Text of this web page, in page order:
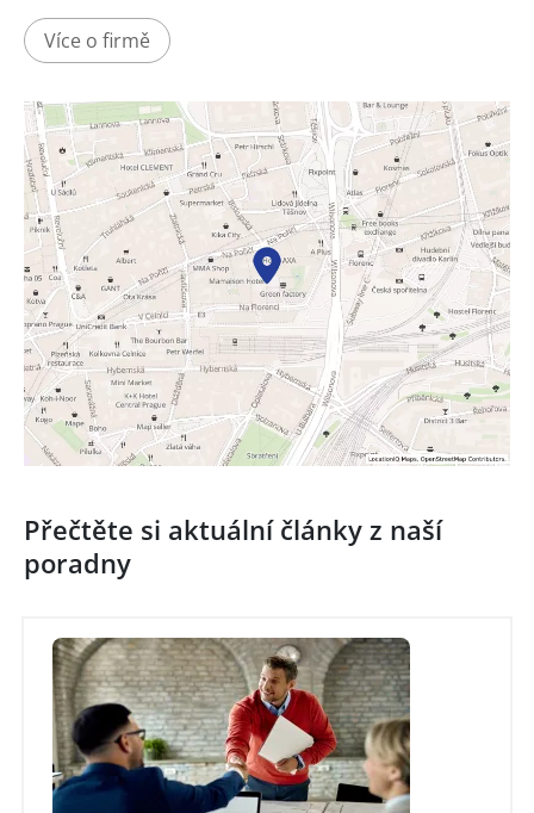
Více o firmě
Přečtěte si aktuální články z naší
poradny